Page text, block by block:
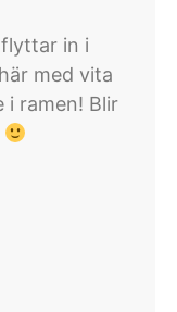
in i
med vita
i ramen! Blir